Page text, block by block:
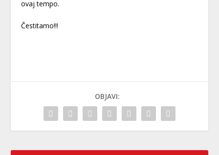
ovaj tempo.
Čestitamo!!!
OBJAVI: